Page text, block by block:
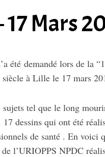
17 Mars
été demandé lors de la
siècle à Lille le 17 mars
tel que le long
dessins qui ont été
de santé . En voici
l’URIOPPS NPDC